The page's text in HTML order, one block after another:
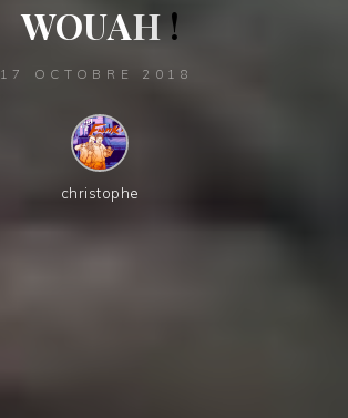
WOUAH !
17 OCTOBRE 2018
christophe